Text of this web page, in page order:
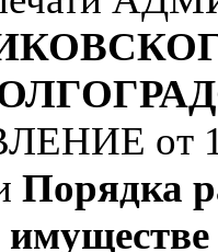
от
Порядка
имуществе